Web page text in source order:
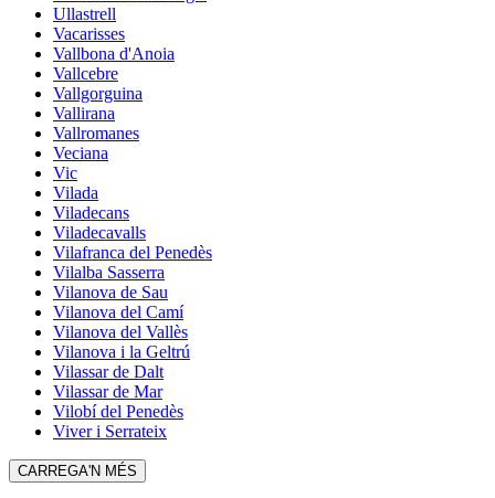
Ullastrell
Vacarisses
Vallbona d'Anoia
Vallcebre
Vallgorguina
Vallirana
Vallromanes
Veciana
Vic
Vilada
Viladecans
Viladecavalls
Vilafranca del Penedès
Vilalba Sasserra
Vilanova de Sau
Vilanova del Camí
Vilanova del Vallès
Vilanova i la Geltrú
Vilassar de Dalt
Vilassar de Mar
Vilobí del Penedès
Viver i Serrateix
CARREGA'N MÉS